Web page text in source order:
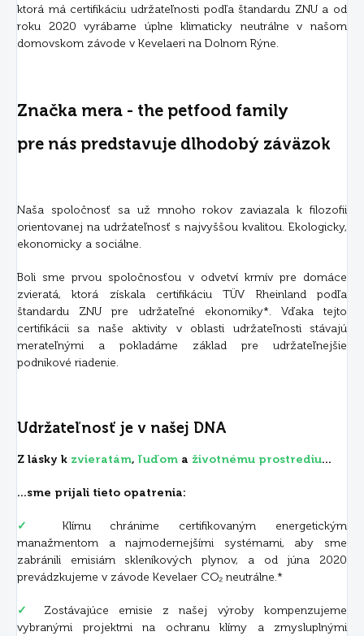
ktorá má certifikáciu udržateľnosti podľa štandardu ZNU a od
roku 2020 vyrábame úplne klimaticky neutrálne v našom
domovskom závode v Kevelaeri na Dolnom Rýne.
Značka mera - the petfood family
pre nás predstavuje dlhodobý záväzok
Naša spoločnosť sa už mnoho rokov zaviazala k filozofii
orientovanej na udržateľnosť s najvyššou kvalitou. Ekologicky,
ekonomicky a sociálne.
Boli sme prvou spoločnosťou v odvetví krmív pre domáce
zvieratá, ktorá získala certifikáciu TÜV Rheinland podľa
štandardu ZNU pre udržateľné ekonomiky*. Vďaka tejto
certifikácii sa naše aktivity v oblasti udržateľnosti stávajú
merateľnými a pokladáme základ pre udržateľnejšie
podnikové riadenie.
Udržateľnosť je v našej DNA
Z lásky k zvieratám, ľuďom a životnému prostrediu...
...sme prijali tieto opatrenia:
✓
Klímu chránime certifikovaným energetickým
manažmentom a najmodernejšími systémami, aby sme
zabránili emisiám skleníkových plynov, a od júna 2020
prevádzkujeme v závode Kevelaer CO₂ neutrálne.*
✓ Zostávajúce emisie z našej výroby kompenzujeme
vybranými projektmi na ochranu klímy a zmysluplnými